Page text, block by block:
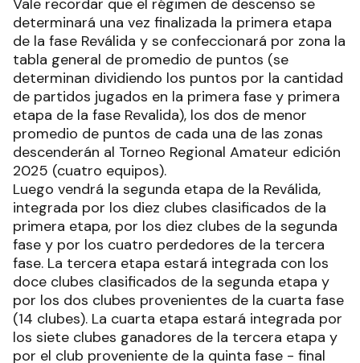
Vale recordar que el régimen de descenso se
determinará una vez finalizada la primera etapa
de la fase Reválida y se confeccionará por zona la
tabla general de promedio de puntos (se
determinan dividiendo los puntos por la cantidad
de partidos jugados en la primera fase y primera
etapa de la fase Revalida), los dos de menor
promedio de puntos de cada una de las zonas
descenderán al Torneo Regional Amateur edición
2025 (cuatro equipos).
Luego vendrá la segunda etapa de la Reválida,
integrada por los diez clubes clasificados de la
primera etapa, por los diez clubes de la segunda
fase y por los cuatro perdedores de la tercera
fase. La tercera etapa estará integrada con los
doce clubes clasificados de la segunda etapa y
por los dos clubes provenientes de la cuarta fase
(14 clubes). La cuarta etapa estará integrada por
los siete clubes ganadores de la tercera etapa y
por el club proveniente de la quinta fase - final